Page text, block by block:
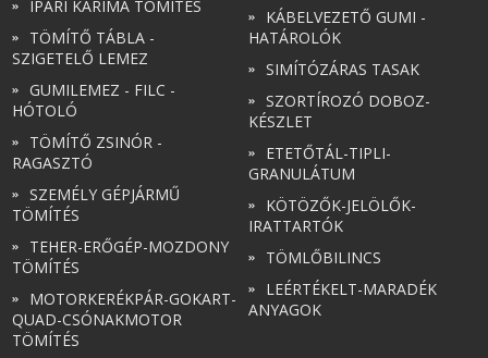
IPARI KARIMA TÖMÍTÉS
TÖMÍTŐ TÁBLA -
SZIGETELŐ LEMEZ
GUMILEMEZ - FILC -
HÓTOLÓ
TÖMÍTŐ ZSINÓR -
RAGASZTÓ
SZEMÉLY GÉPJÁRMŰ
TÖMÍTÉS
TEHER-ERŐGÉP-MOZDONY
TÖMÍTÉS
MOTORKERÉKPÁR-GOKART-
QUAD-CSÓNAKMOTOR
TÖMÍTÉS
KÁBELVEZETŐ GUMI -
HATÁROLÓK
SIMÍTÓZÁRAS TASAK
SZORTÍROZÓ DOBOZ-
KÉSZLET
ETETŐTÁL-TIPLI-
GRANULÁTUM
KÖTÖZŐK-JELÖLŐK-
IRATTARTÓK
TÖMLŐBILINCS
LEÉRTÉKELT-MARADÉK
ANYAGOK